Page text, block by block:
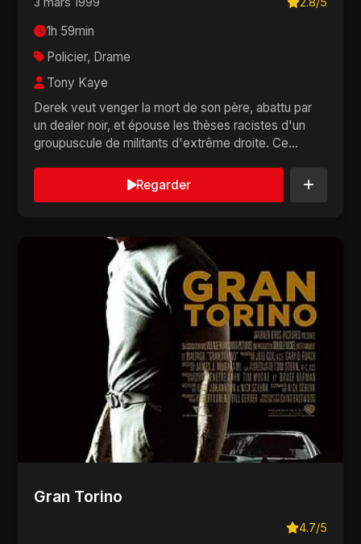
1h 59min
Policier, Drame
Tony Kaye
Derek veut venger la mort de son père, abattu par
un dealer noir, et épouse les thèses racistes d'un
groupuscule de militants d'extrême droite. Ce...
Regarder
Gran Torino
4.7/5